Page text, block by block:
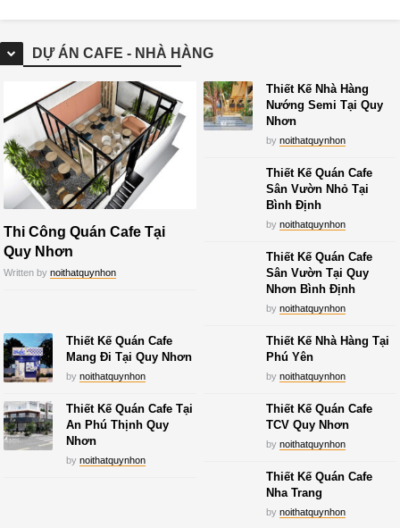
DỰ ÁN CAFE - NHÀ HÀNG
Thi Công Quán Cafe Tại
Quy Nhơn
Written bynoithatquynhon
Thiết Kế Nhà Hàng
Nướng Semi Tại Quy
Nhơn
bynoithatquynhon
Thiết Kế Quán Cafe
Sân Vườn Nhỏ Tại
Bình Định
bynoithatquynhon
Thiết Kế Quán Cafe
Sân Vườn Tại Quy
Nhơn Bình Định
bynoithatquynhon
Thiết Kế Quán Cafe
Mang Đi Tại Quy Nhơn
bynoithatquynhon
Thiết Kế Nhà Hàng Tại
Phú Yên
bynoithatquynhon
Thiết Kế Quán Cafe Tại
An Phú Thịnh Quy
Nhơn
bynoithatquynhon
Thiết Kế Quán Cafe
TCV Quy Nhơn
bynoithatquynhon
Thiết Kế Quán Cafe
Nha Trang
bynoithatquynhon